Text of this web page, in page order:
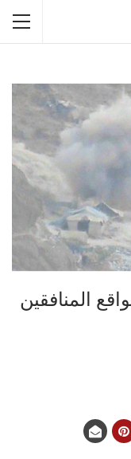
المنافقين